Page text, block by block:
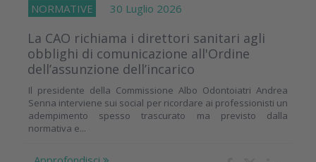
NORMATIVE 30 Luglio 2026
La CAO richiama i direttori sanitari agli
obblighi di comunicazione all'Ordine
dell’assunzione dell’incarico
Il presidente della Commissione Albo Odontoiatri Andrea
Senna interviene sui social per ricordare ai professionisti un
adempimento spesso trascurato ma previsto dalla
normativa e...